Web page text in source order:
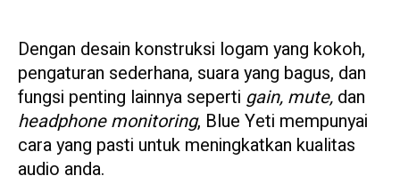
Dengan desain konstruksi logam yang kokoh,
pengaturan sederhana, suara yang bagus, dan
fungsi penting lainnya seperti gain, mute, dan
headphone monitoring, Blue Yeti mempunyai
cara yang pasti untuk meningkatkan kualitas
audio anda.